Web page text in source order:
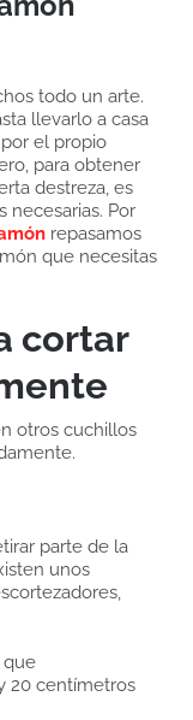
todo un arte.
llevarlo a casa
el propio
para obtener
destreza, es
necesarias. Por
repasamos
que necesitas
cortar
otros cuchillos
parte de la
unos
que
20 centímetros